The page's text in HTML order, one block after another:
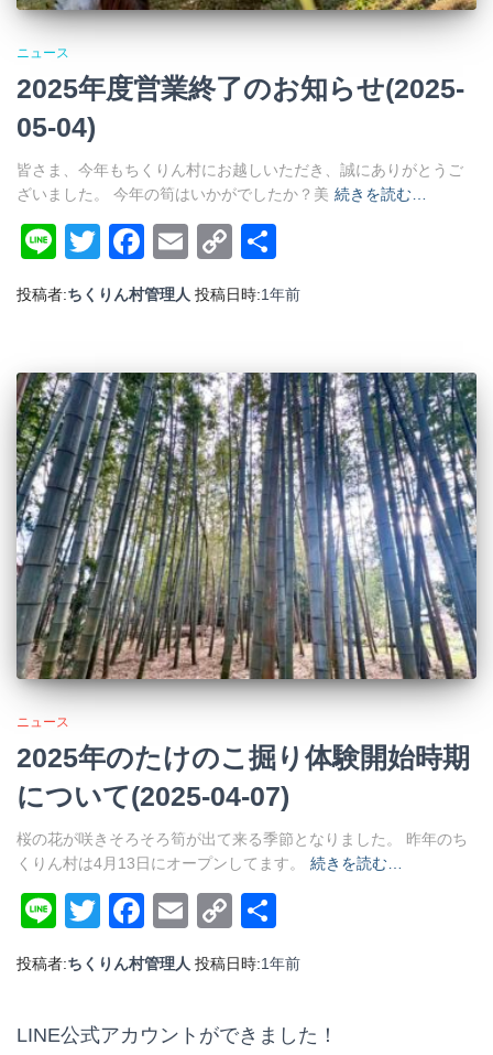
ニュース
2025年度営業終了のお知らせ(2025-
05-04)
皆さま、今年もちくりん村にお越しいただき、誠にありがとうご
ざいました。 今年の筍はいかがでしたか？美 続きを読む…
LineTwitterFacebook
EmailCopy
Link
有
投稿者:ちくりん村管理人 投稿日時:1年前
ニュース
2025年のたけのこ掘り体験開始時期
について(2025-04-07)
桜の花が咲きそろそろ筍が出て来る季節となりました。 昨年のち
くりん村は4月13日にオープンしてます。
続きを読む…
LineTwitterFacebook
EmailCopy
Link
有
投稿者:ちくりん村管理人 投稿日時:1年前
LINE公式アカウントができました！